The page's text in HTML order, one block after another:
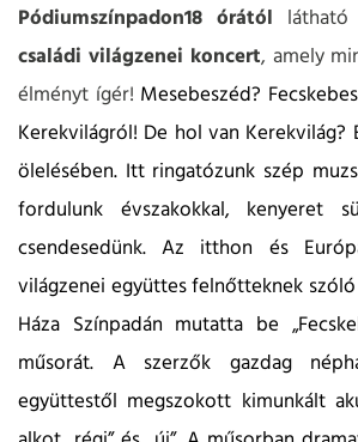
Pódiumszínpadon18 órától
családi világzenei koncert, amely
élményt ígér! Mesebeszéd?
Kerekvilágról! De hol van
ölelésében. Itt ringatózunk szép
fordulunk évszakokkal, kenyeret
csendesedünk. Az itthon és
világzenei együttes felnőtteknek
Háza Színpadán mutatta be
műsorát. A szerzők gazdag
együttestől megszokott kimunkált